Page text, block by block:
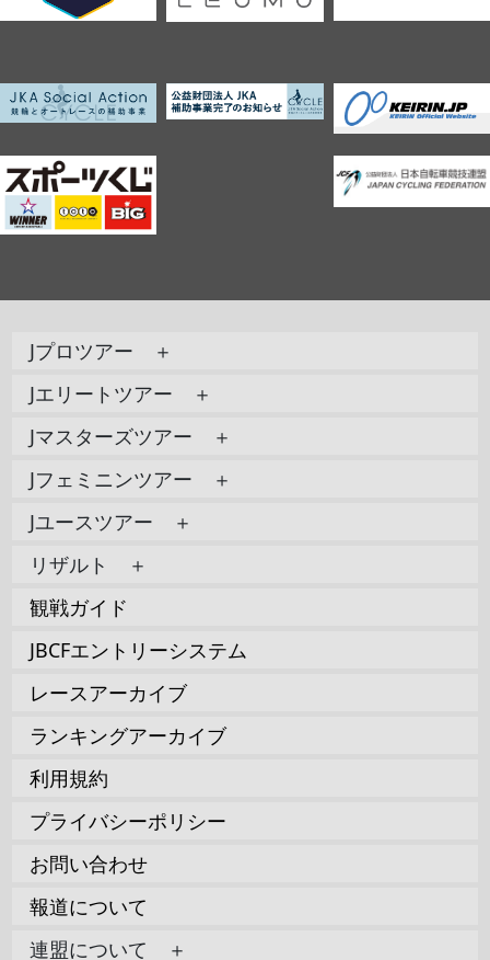
Jプロツアー ＋
Jエリートツアー ＋
Jマスターズツアー ＋
Jフェミニンツアー ＋
Jユースツアー ＋
リザルト ＋
観戦ガイド
JBCFエントリーシステム
レースアーカイブ
ランキングアーカイブ
利用規約
プライバシーポリシー
お問い合わせ
報道について
連盟について ＋